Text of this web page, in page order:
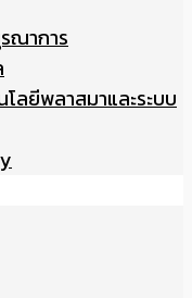
ณาการ
โลยีพลาสมาและระบบ